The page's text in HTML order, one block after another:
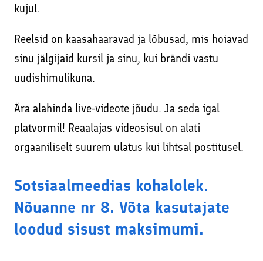
kujul.
Reelsid on kaasahaaravad ja lõbusad, mis hoiavad
sinu jälgijaid kursil ja sinu, kui brändi vastu
uudishimulikuna.
Ära alahinda live-videote jõudu. Ja seda igal
platvormil! Reaalajas videosisul on alati
orgaaniliselt suurem ulatus kui lihtsal postitusel.
Sotsiaalmeedias kohalolek.
Nõuanne nr 8. Võta kasutajate
loodud sisust maksimumi.